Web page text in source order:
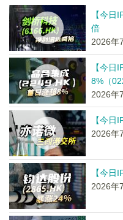
【今日
倍
2026年
【今日
8%（
2026年
【今日
2026年
【今日
2026年